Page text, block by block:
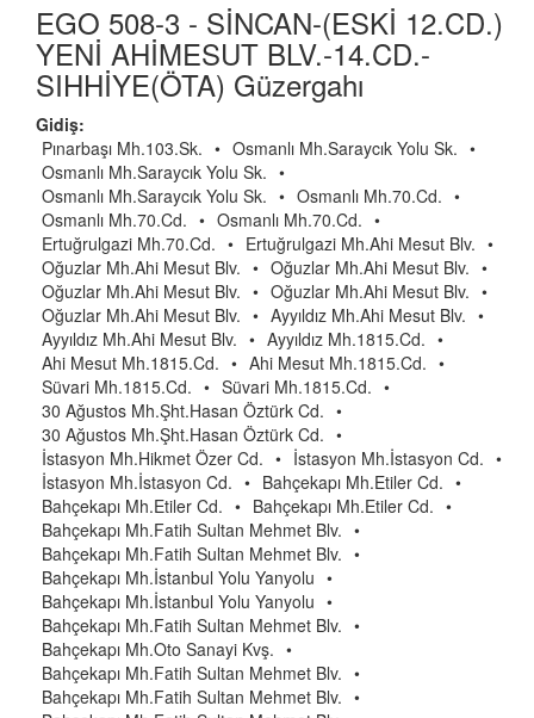
EGO 508-3 - SİNCAN-(ESKİ 12.CD.)
YENİ AHİMESUT BLV.-14.CD.-
SIHHİYE(ÖTA) Güzergahı
Gidiş:
Pınarbaşı Mh.103.Sk. • Osmanlı Mh.Saraycık Yolu Sk. •
Osmanlı Mh.Saraycık Yolu Sk. •
Osmanlı Mh.Saraycık Yolu Sk. • Osmanlı Mh.70.Cd. •
Osmanlı Mh.70.Cd. • Osmanlı Mh.70.Cd. •
Ertuğrulgazi Mh.70.Cd. • Ertuğrulgazi Mh.Ahi Mesut Blv. •
Oğuzlar Mh.Ahi Mesut Blv. • Oğuzlar Mh.Ahi Mesut Blv. •
Oğuzlar Mh.Ahi Mesut Blv. • Oğuzlar Mh.Ahi Mesut Blv. •
Oğuzlar Mh.Ahi Mesut Blv. • Ayyıldız Mh.Ahi Mesut Blv. •
Ayyıldız Mh.Ahi Mesut Blv. • Ayyıldız Mh.1815.Cd. •
Ahi Mesut Mh.1815.Cd. • Ahi Mesut Mh.1815.Cd. •
Süvari Mh.1815.Cd. • Süvari Mh.1815.Cd. •
30 Ağustos Mh.Şht.Hasan Öztürk Cd. •
30 Ağustos Mh.Şht.Hasan Öztürk Cd. •
İstasyon Mh.Hikmet Özer Cd. • İstasyon Mh.İstasyon Cd. •
İstasyon Mh.İstasyon Cd. • Bahçekapı Mh.Etiler Cd. •
Bahçekapı Mh.Etiler Cd. • Bahçekapı Mh.Etiler Cd. •
Bahçekapı Mh.Fatih Sultan Mehmet Blv. •
Bahçekapı Mh.Fatih Sultan Mehmet Blv. •
Bahçekapı Mh.İstanbul Yolu Yanyolu •
Bahçekapı Mh.İstanbul Yolu Yanyolu •
Bahçekapı Mh.Fatih Sultan Mehmet Blv. •
Bahçekapı Mh.Oto Sanayi Kvş. •
Bahçekapı Mh.Fatih Sultan Mehmet Blv. •
Bahçekapı Mh.Fatih Sultan Mehmet Blv. •